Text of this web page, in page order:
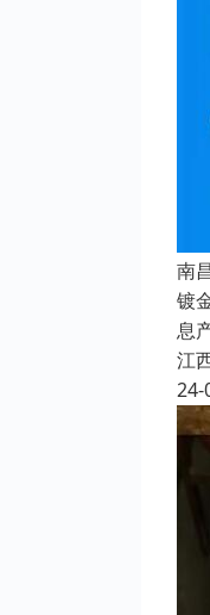
南
镀
息
江
24-